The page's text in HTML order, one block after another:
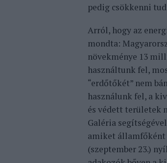
pedig csökkenni
Arról, hogy az
mondta:
növekménye 13
használtunk fel,
“erdőtőkét” nem
használunk fel, a
és védett területek
Galéria
amiket államfőként
(szeptember 23.)